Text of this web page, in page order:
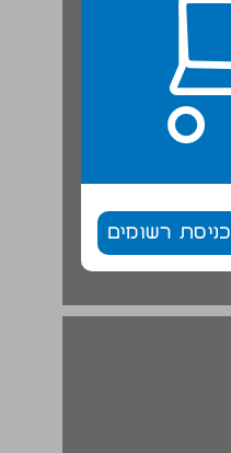
כניסת רשומים